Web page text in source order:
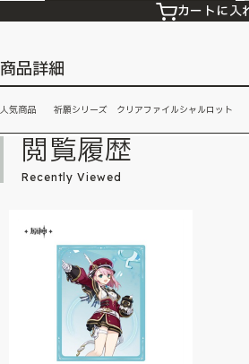
カートに入
商品詳細
人気商品 祈願シリーズ クリアファイルシャルロット
閲覧履歴
Recently Viewed